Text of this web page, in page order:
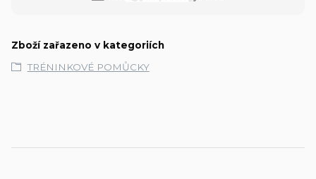
Zboží zařazeno v kategoriích
TRÉNINKOVÉ POMŮCKY